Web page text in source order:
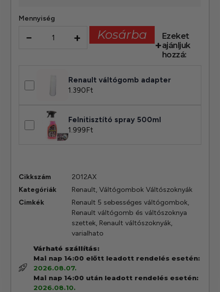
Mennyiség
− + Kosárba
Ezeket
ajánljuk
hozzá:
Renault váltógomb adapter
1.390Ft
Felnitisztító spray 500ml
1.999Ft
Cikkszám
2012AX
Kategóriák
Renault,Váltógombok Váltószoknyák
Cimkék
Renault 5 sebességes váltógombok,
Renault váltógomb és váltószoknya
szettek, Renault váltószoknyák,
varialhato
Várható szállítás:
Mai nap 14:00 előtt leadott rendelés esetén:
2026.08.07.
Mai nap 14:00 után leadott rendelés esetén:
2026.08.10.